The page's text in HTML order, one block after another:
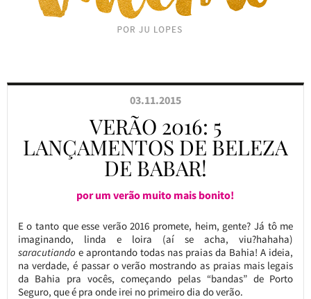
03.11.2015
VERÃO 2016: 5
LANÇAMENTOS DE BELEZA
DE BABAR!
por um verão muito mais bonito!
E o tanto que esse verão 2016 promete, heim, gente? Já tô me
imaginando, linda e loira (aí se acha, viu?hahaha)
saracutiando e aprontando todas nas praias da Bahia! A ideia,
na verdade, é passar o verão mostrando as praias mais legais
da Bahia pra vocês, começando pelas “bandas” de Porto
Seguro, que é pra onde irei no primeiro dia do verão.